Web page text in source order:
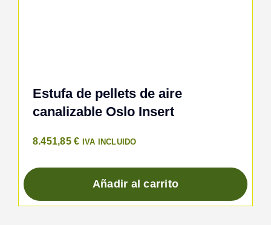
Estufa de pellets de aire
canalizable Oslo Insert
8.451,85€ IVA INCLUIDO
Añadir al carrito